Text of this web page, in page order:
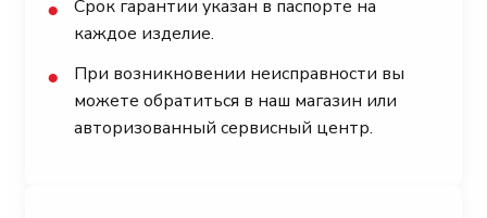
●
Срок гарантии указан в паспорте на
каждое изделие.
●
При возникновении неисправности вы
можете обратиться в наш магазин или
авторизованный сервисный центр.